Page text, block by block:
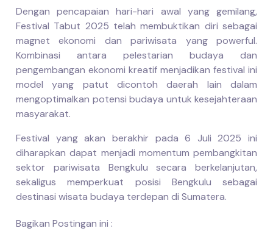
Dengan pencapaian hari-hari awal yang gemilang,
Festival Tabut 2025 telah membuktikan diri sebagai
magnet ekonomi dan pariwisata yang powerful.
Kombinasi antara pelestarian budaya dan
pengembangan ekonomi kreatif menjadikan festival ini
model yang patut dicontoh daerah lain dalam
mengoptimalkan potensi budaya untuk kesejahteraan
masyarakat.
Festival yang akan berakhir pada 6 Juli 2025 ini
diharapkan dapat menjadi momentum pembangkitan
sektor pariwisata Bengkulu secara berkelanjutan,
sekaligus memperkuat posisi Bengkulu sebagai
destinasi wisata budaya terdepan di Sumatera.
Bagikan Postingan ini :